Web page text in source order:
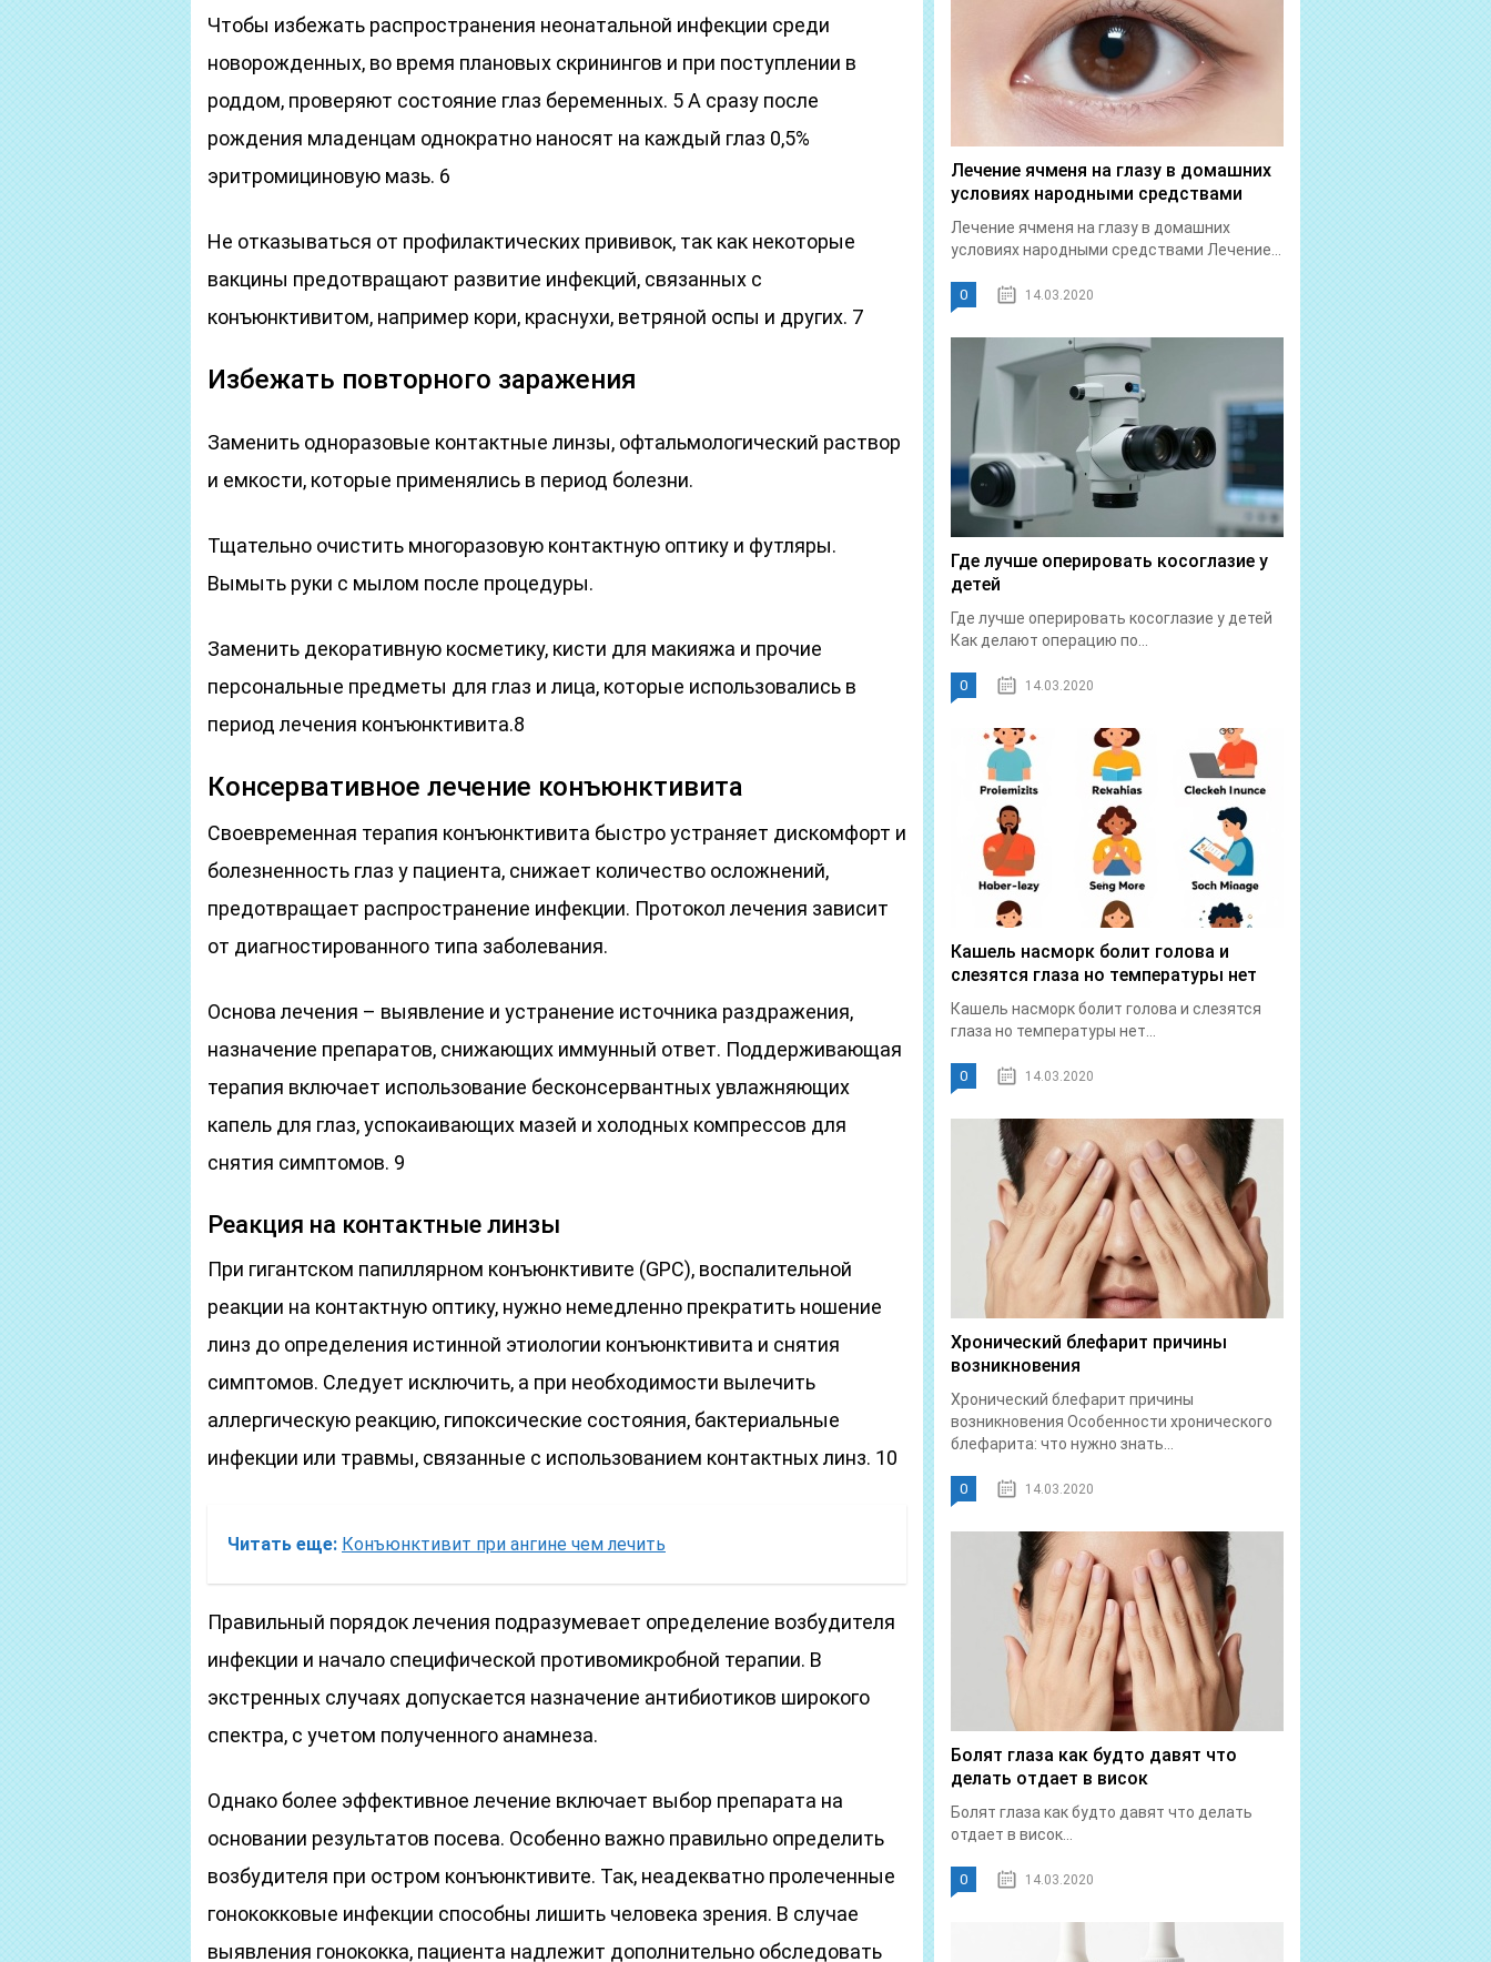
Чтобы избежать распространения неонатальной инфекции среди
новорожденных, во время плановых скринингов и при поступлении в
роддом, проверяют состояние глаз беременных. 5 А сразу после
рождения младенцам однократно наносят на каждый глаз 0,5%
эритромициновую мазь. 6
Не отказываться от профилактических прививок, так как некоторые
вакцины предотвращают развитие инфекций, связанных с
конъюнктивитом, например кори, краснухи, ветряной оспы и других. 7
Избежать повторного заражения
Заменить одноразовые контактные линзы, офтальмологический раствор
и емкости, которые применялись в период болезни.
Тщательно очистить многоразовую контактную оптику и футляры.
Вымыть руки с мылом после процедуры.
Заменить декоративную косметику, кисти для макияжа и прочие
персональные предметы для глаз и лица, которые использовались в
период лечения конъюнктивита.8
Консервативное лечение конъюнктивита
Своевременная терапия конъюнктивита быстро устраняет дискомфорт и
болезненность глаз у пациента, снижает количество осложнений,
предотвращает распространение инфекции. Протокол лечения зависит
от диагностированного типа заболевания.
Основа лечения – выявление и устранение источника раздражения,
назначение препаратов, снижающих иммунный ответ. Поддерживающая
терапия включает использование бесконсервантных увлажняющих
капель для глаз, успокаивающих мазей и холодных компрессов для
снятия симптомов. 9
Реакция на контактные линзы
При гигантском папиллярном конъюнктивите (GPC), воспалительной
реакции на контактную оптику, нужно немедленно прекратить ношение
линз до определения истинной этиологии конъюнктивита и снятия
симптомов. Следует исключить, а при необходимости вылечить
аллергическую реакцию, гипоксические состояния, бактериальные
инфекции или травмы, связанные с использованием контактных линз. 10
Читать еще: Конъюнктивит при ангине чем лечить
Правильный порядок лечения подразумевает определение возбудителя
инфекции и начало специфической противомикробной терапии. В
экстренных случаях допускается назначение антибиотиков широкого
спектра, с учетом полученного анамнеза.
Однако более эффективное лечение включает выбор препарата на
основании результатов посева. Особенно важно правильно определить
возбудителя при остром конъюнктивите. Так, неадекватно пролеченные
гонококковые инфекции способны лишить человека зрения. В случае
выявления гонококка, пациента надлежит дополнительно обследовать
Лечение ячменя на глазу в домашних
условиях народными средствами
Лечение ячменя на глазу в домашних
условиях народными средствами Лечение...
0 14.03.2020
Где лучше оперировать косоглазие у
детей
Где лучше оперировать косоглазие у детей
Как делают операцию по...
0 14.03.2020
Кашель насморк болит голова и
слезятся глаза но температуры нет
Кашель насморк болит голова и слезятся
глаза но температуры нет...
0 14.03.2020
Хронический блефарит причины
возникновения
Хронический блефарит причины
возникновения Особенности хронического
блефарита: что нужно знать...
0 14.03.2020
Болят глаза как будто давят что
делать отдает в висок
Болят глаза как будто давят что делать
отдает в висок...
0 14.03.2020